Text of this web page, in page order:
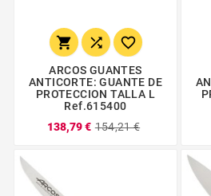
  
ARCOS GUANTES
ANTICORTE: GUANTE DE
PROTECCION TALLA L
Ref.615400
138,79 € 154,21 €